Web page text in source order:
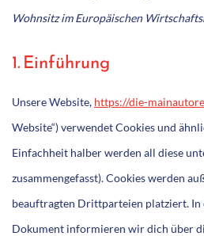
Wohnsitz im Europäischen
1. Einführung
Unsere Website, https://die-
Website“) verwendet Cookies und
Einfachheit halber werden all diese
zusammengefasst). Cookies werden
beauftragten Drittparteien platziert. In
Dokument informieren wir dich über